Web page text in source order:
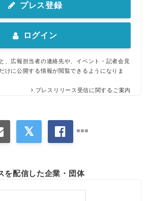
プレス登録
ログイン
、広報担当者の連絡先や、イベント・記者会見
けに公開する情報が閲覧できるようになりま
プレスリリース受信に関するご案内
を配信した企業・団体